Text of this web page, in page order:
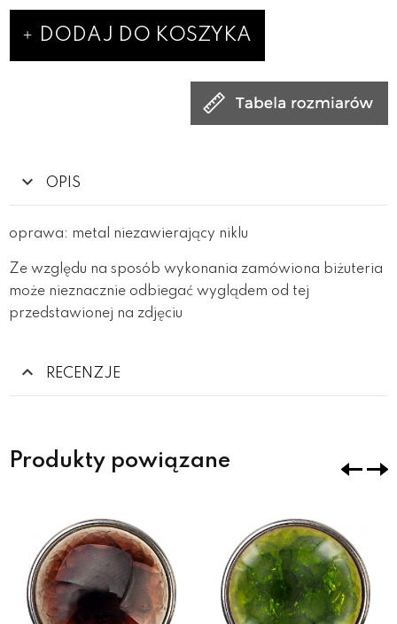
DODAJ DO KOSZYKA
OPIS
oprawa: metal niezawierający niklu
Ze względu na sposób wykonania zamówiona biżuteria
może nieznacznie odbiegać wyglądem od tej
przedstawionej na zdjęciu
RECENZJE
Produkty powiązane